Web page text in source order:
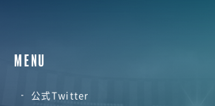
MENU
公式Twitter